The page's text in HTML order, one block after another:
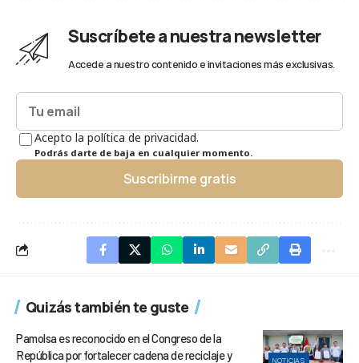
Suscríbete a nuestra newsletter
Accede a nuestro contenido e invitaciones más exclusivas.
Acepto la política de privacidad.
Podrás darte de baja en cualquier momento.
Suscribirme gratis
Quizás también te guste
NOTICIAS
Pamolsa es reconocido en el Congreso de la
República por fortalecer cadena de reciclaje y